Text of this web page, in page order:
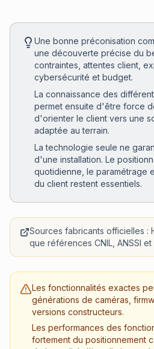
Une bonne préconisation
une découverte précise du
contraintes, attentes client,
cybersécurité et budget.
La connaissance des
permet ensuite d'être force
d'orienter le client vers une
adaptée au terrain.
La technologie seule ne
d'une installation. Le
quotidienne, le paramétrage
du client restent essentiels.
Sources fabricants officielles :
que références CNIL, ANSSI et
Les fonctionnalités exactes
générations de caméras,
versions constructeurs.
Les performances des
fortement du positionnement